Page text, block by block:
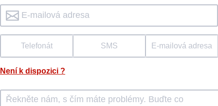
Telefonát SMS E-mailová adresa
Není k dispozici ?